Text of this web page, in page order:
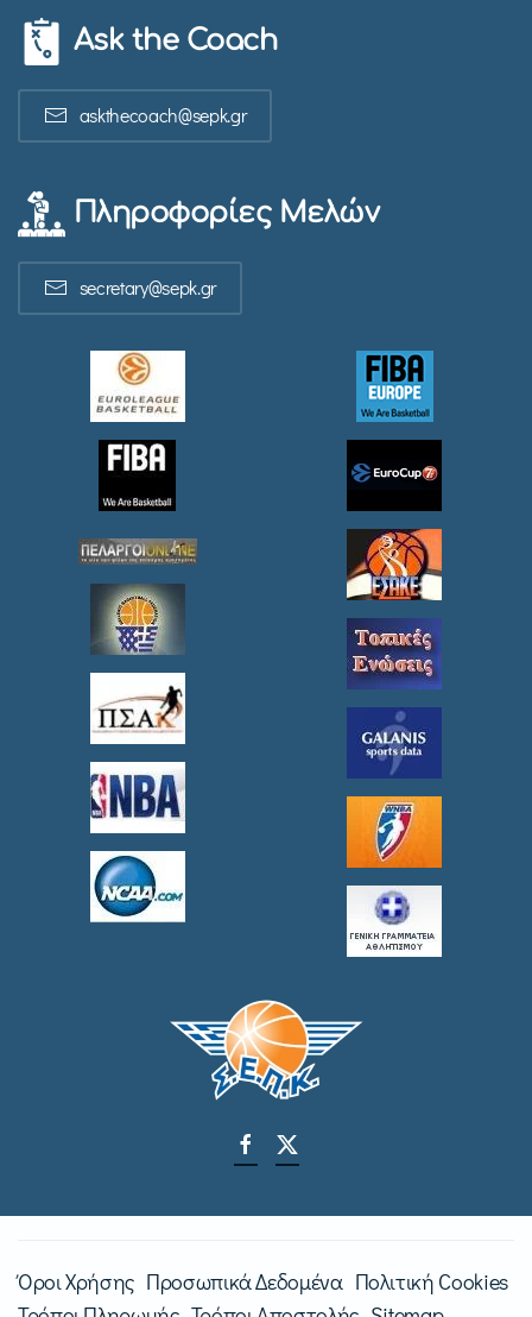
Ask the Coach
askthecoach@sepk.gr
Πληροφορίες Μελών
secretary@sepk.gr
Όροι Χρήσης Προσωπικά Δεδομένα Πολιτική Cookies